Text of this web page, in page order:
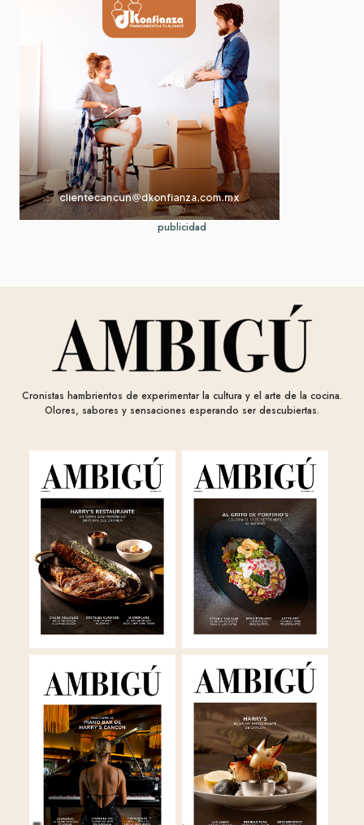
publicidad
Cronistas hambrientos de experimentar la cultura y el arte de la cocina.
Olores, sabores y sensaciones esperando ser descubiertas.